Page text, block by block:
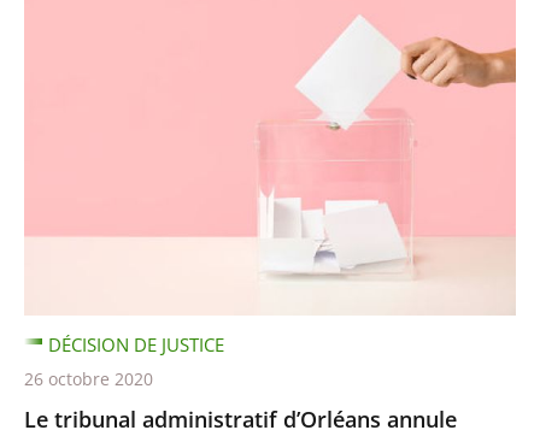
Le tribunal administratif d’Orléans annule
DÉCISION DE JUSTICE
26 octobre 2020